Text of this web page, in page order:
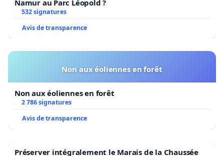
Namur au Parc Léopold ?
532 signatures
Avis de transparence
Non aux éoliennes en forêt
Non aux éoliennes en forêt
2 786 signatures
Avis de transparence
Préserver intégralement le Marais de la Chaussée